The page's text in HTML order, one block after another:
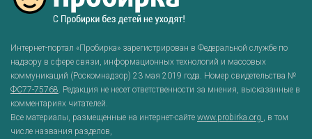
Интернет-портал «Пробирка» зарегистрирован в Федеральной службе по
надзору в сфере связи, информационных технологий и массовых
коммуникаций (Роскомнадзор) 23 мая 2019 года. Номер свидетельства №
ФС77-75768 . Редакция не несет ответственности за мнения, высказанные в
комментариях читателей.
Все материалы, размещенные на интернет-сайте www.probirka.org
, в том
числе названия разделов,